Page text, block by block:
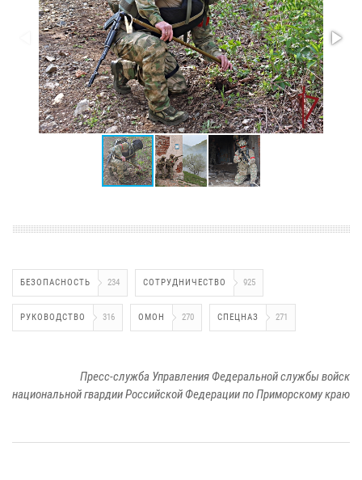
БЕЗОПАСНОСТЬ 234 СОТРУДНИЧЕСТВО 925
РУКОВОДСТВО 316 ОМОН 270 СПЕЦНАЗ 271
Пресс-служба Управления Федеральной службы войск
национальной гвардии Российской Федерации по Приморскому краю